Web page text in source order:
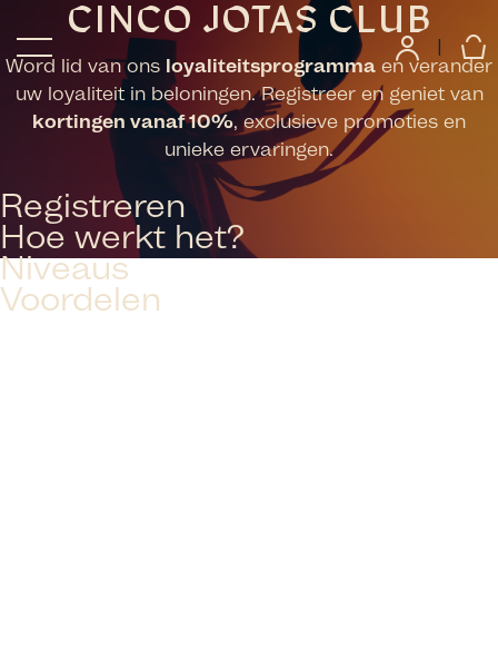
CINCO JOTAS CLUB
Word lid van ons loyaliteitsprogramma en verander
uw loyaliteit in beloningen. Registreer en geniet van
kortingen vanaf 10%, exclusieve promoties en
unieke ervaringen.
Registreren
Hoe werkt het?
Niveaus
Voordelen